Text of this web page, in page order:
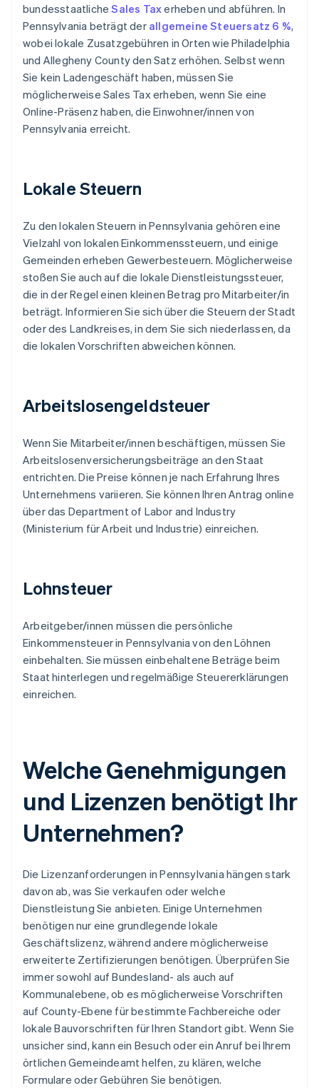
bundesstaatlicheSales Taxerheben und abführen. In
Pennsylvania beträgt der allgemeine Steuersatz 6 %,
wobei lokale Zusatzgebühren in Orten wie Philadelphia
und Allegheny County den Satz erhöhen. Selbst wenn
Sie kein Ladengeschäft haben, müssen Sie
möglicherweise Sales Tax erheben, wenn Sie eine
Online-Präsenz haben, die Einwohner/innen von
Pennsylvania erreicht.
Lokale Steuern
Zu den lokalen Steuern in Pennsylvania gehören eine
Vielzahl von lokalen Einkommenssteuern, und einige
Gemeinden erheben Gewerbesteuern. Möglicherweise
stoßen Sie auch auf die lokale Dienstleistungssteuer,
die in der Regel einen kleinen Betrag pro Mitarbeiter/in
beträgt. Informieren Sie sich über die Steuern der Stadt
oder des Landkreises, in dem Sie sich niederlassen, da
die lokalen Vorschriften abweichen können.
Arbeitslosengeldsteuer
Wenn Sie Mitarbeiter/innen beschäftigen, müssen Sie
Arbeitslosenversicherungsbeiträge an den Staat
entrichten. Die Preise können je nach Erfahrung Ihres
Unternehmens variieren. Sie können Ihren Antrag online
über das Department of Labor and Industry
(Ministerium für Arbeit und Industrie) einreichen.
Lohnsteuer
Arbeitgeber/innen müssen die persönliche
Einkommensteuer in Pennsylvania von den Löhnen
einbehalten. Sie müssen einbehaltene Beträge beim
Staat hinterlegen und regelmäßige Steuererklärungen
einreichen.
Welche Genehmigungen
und Lizenzen benötigt Ihr
Unternehmen?
Die Lizenzanforderungen in Pennsylvania hängen stark
davon ab, was Sie verkaufen oder welche
Dienstleistung Sie anbieten. Einige Unternehmen
benötigen nur eine grundlegende lokale
Geschäftslizenz, während andere möglicherweise
erweiterte Zertifizierungen benötigen. Überprüfen Sie
immer sowohl auf Bundesland- als auch auf
Kommunalebene, ob es möglicherweise Vorschriften
auf County-Ebene für bestimmte Fachbereiche oder
lokale Bauvorschriften für Ihren Standort gibt. Wenn Sie
unsicher sind, kann ein Besuch oder ein Anruf bei Ihrem
örtlichen Gemeindeamt helfen, zu klären, welche
Formulare oder Gebühren Sie benötigen.